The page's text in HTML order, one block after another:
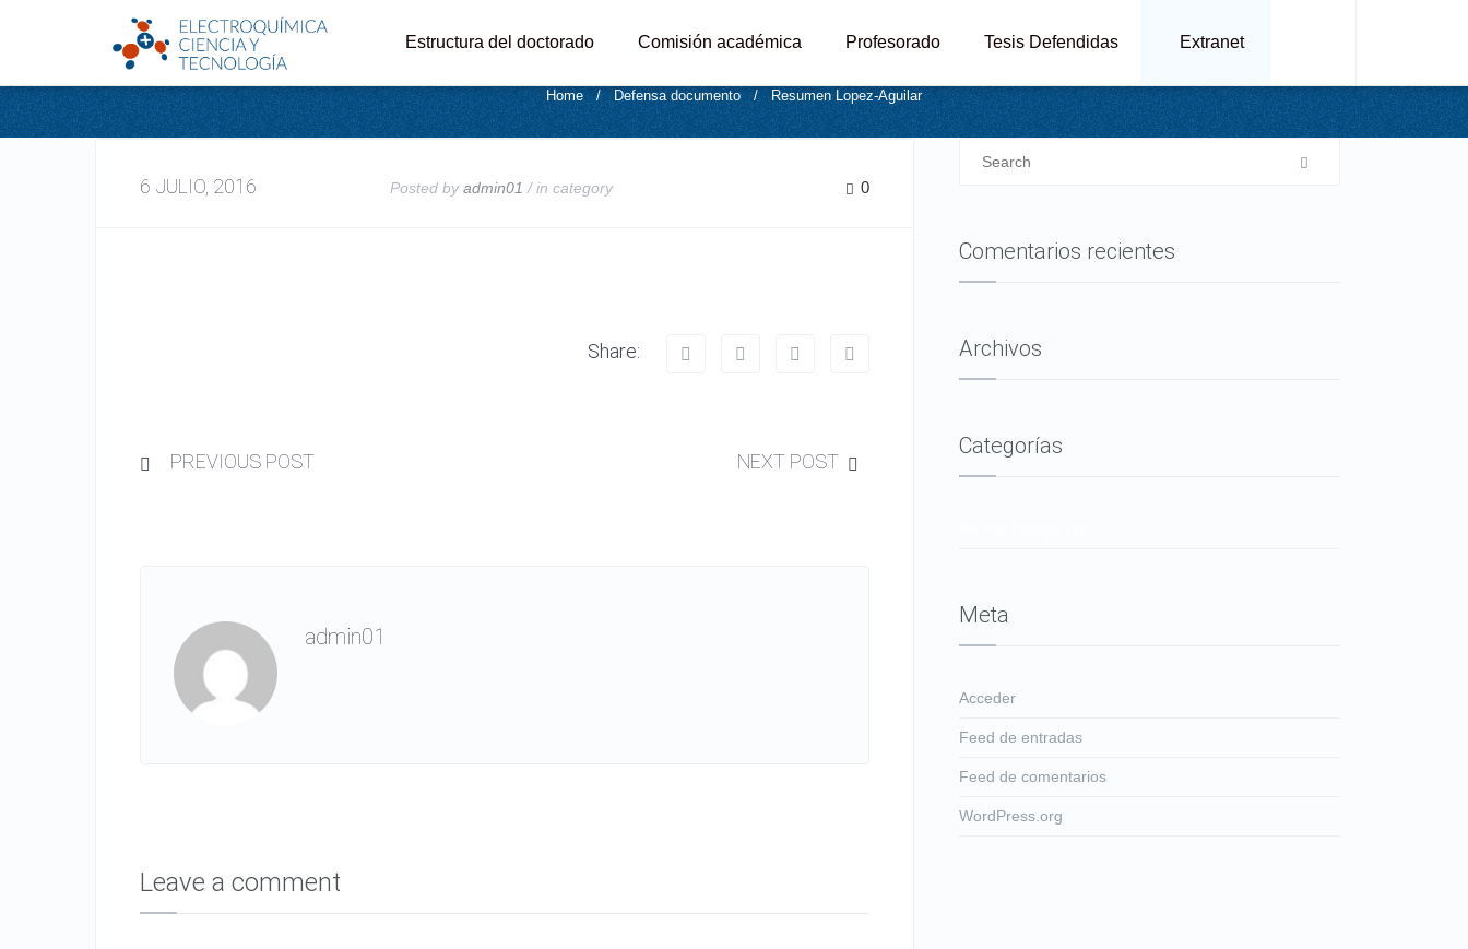
Estructura del doctorado Comisión académica Profesorado Tesis Defendidas Extranet
Resumen Lopez-Aguilar
Home / Defensa documento / Resumen Lopez-Aguilar
6 JULIO, 2016 Posted byadmin01 / incategory 0
Share:
PREVIOUS POST NEXT POST
admin01
Leave a comment
Comentarios recientes
Archivos
Categorías
Meta
Acceder
Feed de entradas
Feed de comentarios
WordPress.org